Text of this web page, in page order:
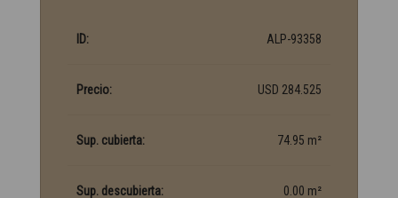
ID: ALP-93358
Precio: USD 284.525
Sup. cubierta: 74.95 m²
Sup. descubierta: 0.00 m²